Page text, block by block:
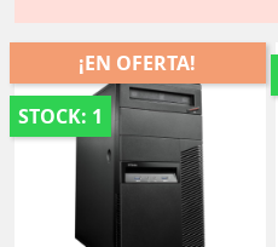
¡EN OFERTA!
STOCK: 1